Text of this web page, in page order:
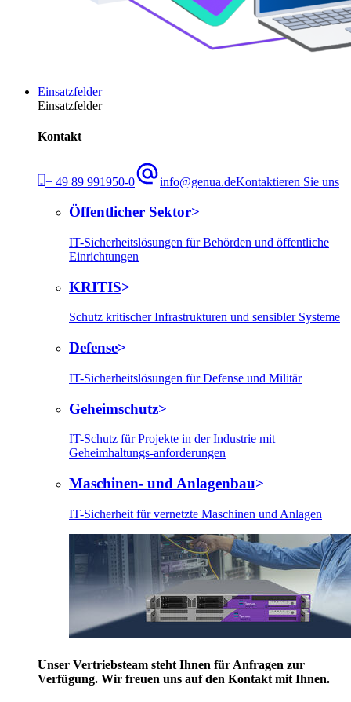
Einsatzfelder
Einsatzfelder
Kontakt
+ 49 89 991950-0 info@genua.deKontaktieren Sie uns
Öffentlicher Sektor
IT-Sicherheitslösungen für Behörden und öffentliche
Einrichtungen
KRITIS
Schutz kritischer Infrastrukturen und sensibler Systeme
Defense
IT-Sicherheitslösungen für Defense und Militär
Geheimschutz
IT-Schutz für Projekte in der Industrie mit
Geheimhaltungs-anforderungen
Maschinen- und Anlagenbau
IT-Sicherheit für vernetzte Maschinen und Anlagen
Unser Vertriebsteam steht Ihnen für Anfragen zur
Verfügung. Wir freuen uns auf den Kontakt mit Ihnen.